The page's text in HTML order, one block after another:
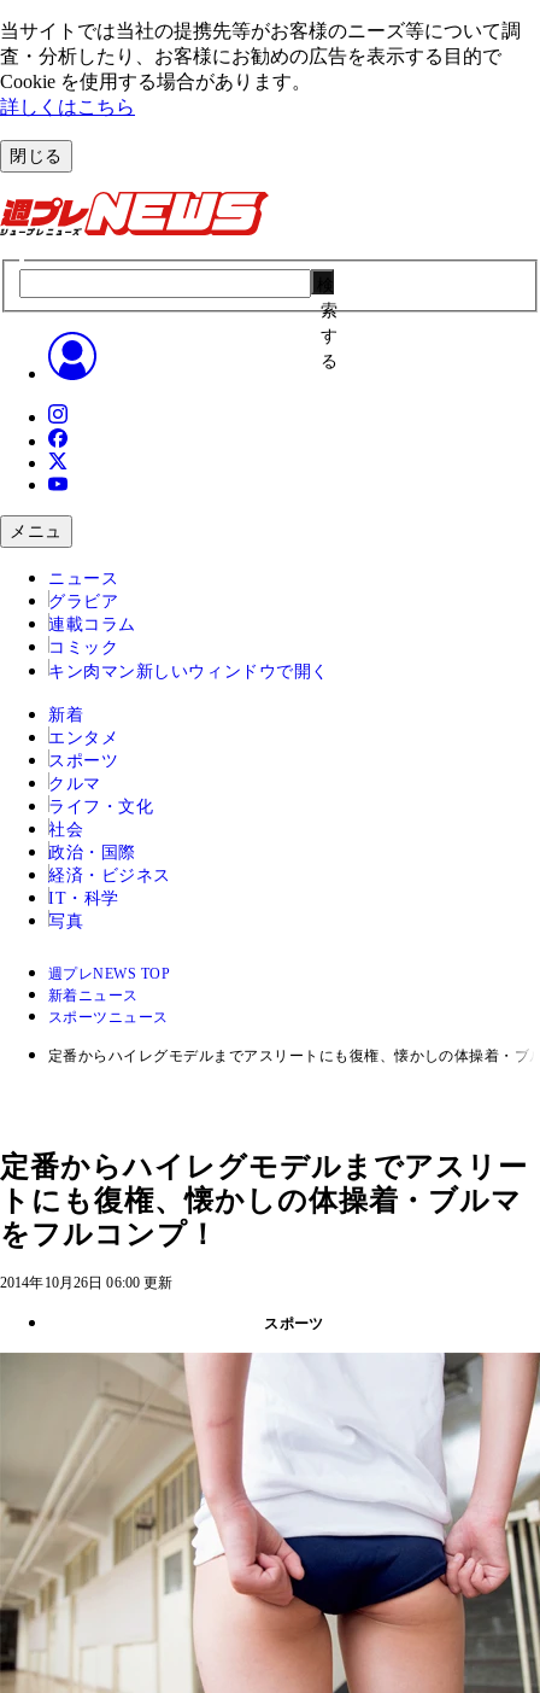
当サイトでは当社の提携先等がお客様のニーズ等について調
査・分析したり、お客様にお勧めの広告を表⽰する⽬的で
Cookie を使⽤する場合があります。
詳しくはこちら
閉じる
索
す
る
メニュ
ニュース
グラビア
連載コラム
コミック
キン肉マン 新しいウィンドウで開く
新着
エンタメ
スポーツ
クルマ
ライフ・文化
社会
政治・国際
経済・ビジネス
IT・科学
写真
週プレNEWS TOP
新着ニュース
スポーツニュース
定番からハイレグモデルまでアスリートにも復権、懐かしの体操着・ブ
定番からハイレグモデルまでアスリー
トにも復権、懐かしの体操着・ブルマ
をフルコンプ！
2014年10月26日 06:00 更新
スポーツ